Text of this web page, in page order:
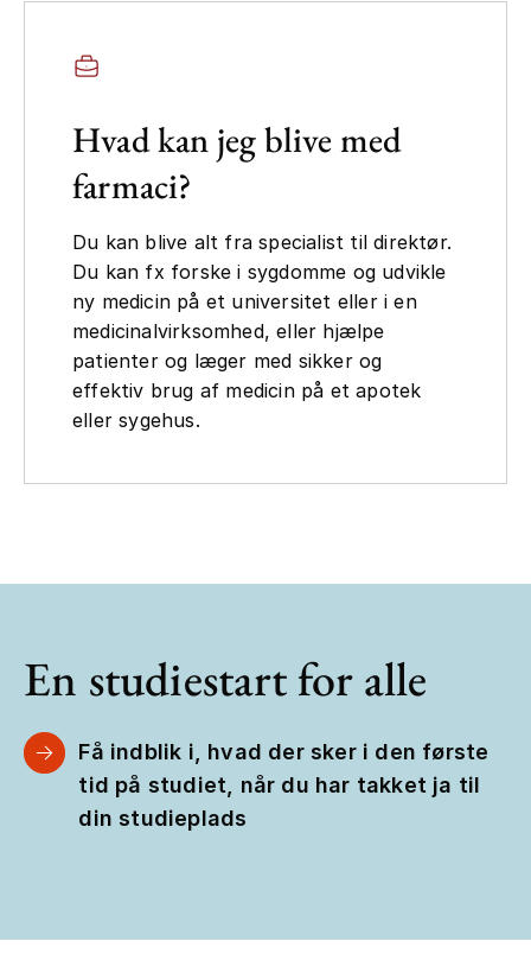
Hvad kan jeg blive med
farmaci?
Du kan blive alt fra specialist til direktør.
Du kan fx forske i sygdomme og udvikle
ny medicin på et universitet eller i en
medicinalvirksomhed, eller hjælpe
patienter og læger med sikker og
effektiv brug af medicin på et apotek
eller sygehus.
En studiestart for alle
Få indblik i, hvad der sker i den første
tid på studiet, når du har takket ja til
din studieplads